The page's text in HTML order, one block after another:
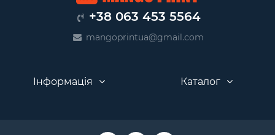
+38 063 453 5564
mangoprintua@gmail.com
Інформація Каталог